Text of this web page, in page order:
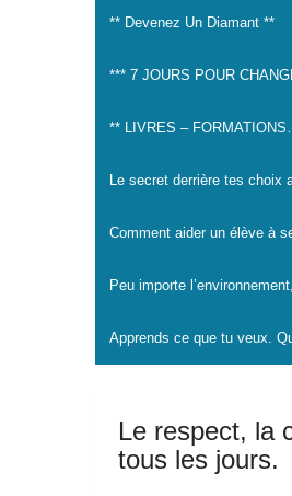
** Devenez Un Diamant **
*** 7 JOURS POUR
** LIVRES –
Le secret derrière tes choix
Comment aider un élève à
Peu importe
Apprends ce que tu veux.
Le respect, la
tous les jours.